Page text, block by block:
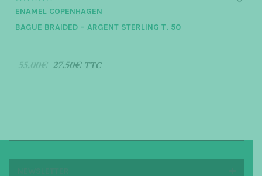
5.00
out of 5
ENAMEL COPENHAGEN
BAGUE BRAIDED – ARGENT STERLING T. 50
55.00€ 27.50€ TTC